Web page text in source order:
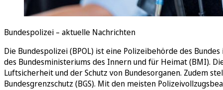
Bundespolizei – aktuelle Nachrichten
Die Bundespolizei (BPOL) ist eine Polizeibehörde des
des Bundesministeriums des Innern und für Heimat (BMI).
Luftsicherheit und der Schutz von Bundesorganen. Zudem
Bundesgrenzschutz (BGS). Mit den meisten